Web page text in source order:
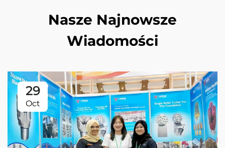
Nasze Najnowsze
Wiadomości
29
Oct